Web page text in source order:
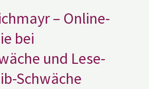
– Online-
bei
und Lese-
Schwäche